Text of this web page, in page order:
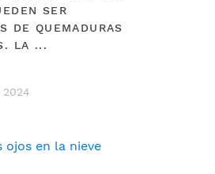
SER
DE QUEMADURAS
LA ...
2024